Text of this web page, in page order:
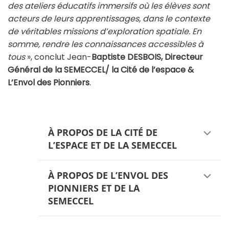
des ateliers éducatifs immersifs où les élèves sont
acteurs de leurs apprentissages, dans le contexte
de véritables missions d’exploration spatiale. En
somme, rendre les connaissances accessibles à
tous», conclut Jean-Baptiste DESBOIS, Directeur
Général de la SEMECCEL/ la Cité de l’espace &
L’Envol des Pionniers.
À PROPOS DE LA CITÉ DE
L’ESPACE ET DE LA SEMECCEL
À PROPOS DE L’ENVOL DES
PIONNIERS ET DE LA
SEMECCEL